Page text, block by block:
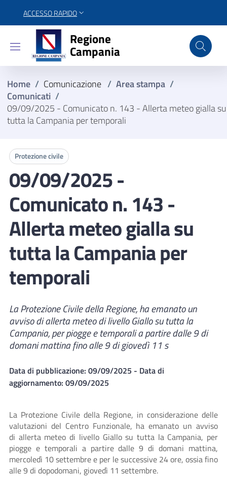
ACCESSO RAPIDO
Regione Campania
Regione
Campania
Home / Comunicazione / Area stampa /
Comunicati /
09/09/2025 - Comunicato n. 143 - Allerta meteo gialla su
tutta la Campania per temporali
Protezione civile
09/09/2025 -
Comunicato n. 143 -
Allerta meteo gialla su
tutta la Campania per
temporali
La Protezione Civile della Regione, ha emanato un
avviso di allerta meteo di livello Giallo su tutta la
Campania, per piogge e temporali a partire dalle 9 di
domani mattina fino alle 9 di giovedì 11 s
Data di pubblicazione: 09/09/2025 - Data di
aggiornamento: 09/09/2025
La Protezione Civile della Regione, in considerazione delle
valutazioni del Centro Funzionale, ha emanato un avviso
di allerta meteo di livello Giallo su tutta la Campania, per
piogge e temporali a partire dalle 9 di domani mattina,
mercoledì 10 settembre e per le successive 24 ore, ossia fino
alle 9 di dopodomani, giovedì 11 settembre.